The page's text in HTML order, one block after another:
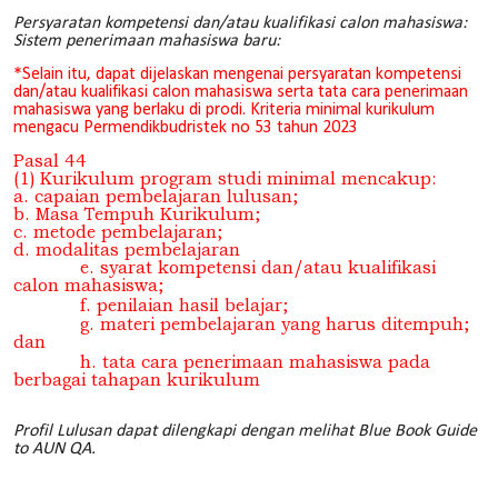
Persyaratan kompetensi dan/atau kualifikasi calon mahasiswa:
Sistem penerimaan mahasiswa baru:
*Selain itu, dapat dijelaskan mengenai persyaratan kompetensi
dan/atau kualifikasi calon mahasiswa serta tata cara penerimaan
mahasiswa yang berlaku di prodi. Kriteria minimal kurikulum
mengacu Permendikbudristek no 53 tahun 2023
Pasal 44
(1) Kurikulum program studi minimal mencakup:
a. capaian pembelajaran lulusan;
b. Masa Tempuh Kurikulum;
c. metode pembelajaran;
d. modalitas pembelajaran
e. syarat kompetensi dan/atau kualifikasi
calon mahasiswa;
f. penilaian hasil belajar;
g. materi pembelajaran yang harus ditempuh;
dan
h. tata cara penerimaan mahasiswa pada
berbagai tahapan kurikulum
Profil Lulusan dapat dilengkapi dengan melihat Blue Book Guide
to AUN QA.